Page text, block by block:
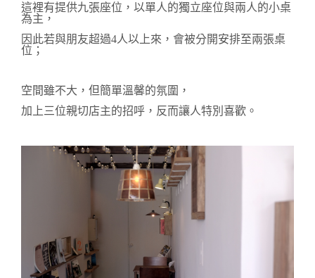
這裡有提供九張座位， 以單人的獨立座位與兩人的小桌
為主，
因此若與朋友超過4人以上來， 會被分開安排至兩張桌
位；
空間雖不大， 但簡單溫馨的氛圍，
加上三位親切店主的招呼， 反而讓人特別喜歡。